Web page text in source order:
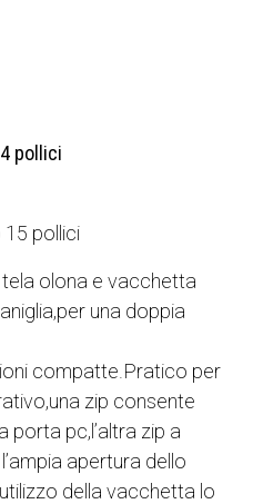
pollici
pollici
olona e vacchetta
una doppia
compatte.Pratico per
zip consente
porta pc,l’altra zip a
apertura dello
della vacchetta lo